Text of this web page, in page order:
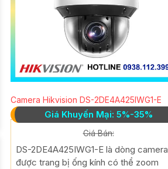
Camera Hikvision DS-2DE4A425IWG1-E
Giá Khuyến Mại: 5%-35%
Giá Bán:
DS-2DE4A425IWG1-E là dòng camera
được trang bị ống kính có thể zoom